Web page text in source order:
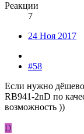
Реакции
7
24 Ноя 2017
#58
Если нужно
RB941-2nD по
возможность ))
D